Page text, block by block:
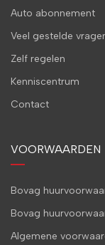
Auto abonnement
Veel gestelde
Zelf regelen
Kenniscentrum
Contact
VOORWAARDEN
Bovag
Bovag
Algemene